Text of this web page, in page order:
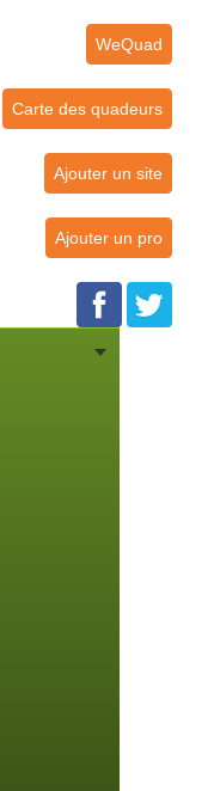
WeQuad
Carte des quadeurs
Ajouter un site
Ajouter un pro